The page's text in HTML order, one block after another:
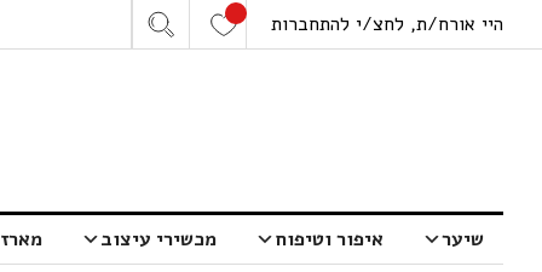
היי אורח/ת, לחצ/י להתחברות
שיער איפור וטיפוח מכשירי עיצוב